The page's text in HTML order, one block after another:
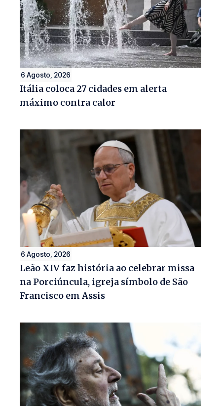
6 Agosto, 2026
Itália coloca 27 cidades em alerta
máximo contra calor
6 Agosto, 2026
Leão XIV faz história ao celebrar missa
na Porciúncula, igreja símbolo de São
Francisco em Assis